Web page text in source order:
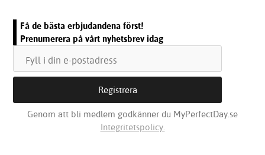
Få de bästa erbjudandena först!
Prenumerera på vårt nyhetsbrev idag
Genom att bli medlem godkänner du MyPerfectDay.se
Integritetspolicy.